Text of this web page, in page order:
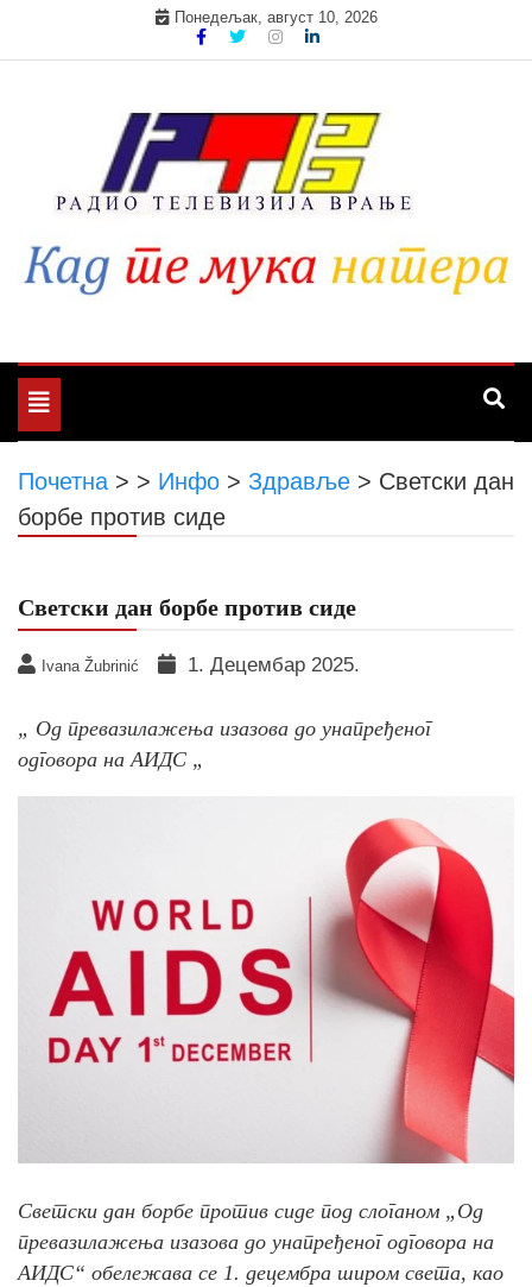
Понедељак, август 10, 2026
Toggle
navigation
Почетна > > Инфо > Здравље > Светски дан
борбе против сиде
Светски дан борбе против сиде
Ivana Žubrinić 1. Децембар 2025.
„ Од превазилажења изазова до унапређеног
одговора на АИДС „
Светски дан борбе против сиде под слоганом „Од
превазилажења изазова до унапређеног одговора на
АИДС“ обележава се 1. децембра широм света, као